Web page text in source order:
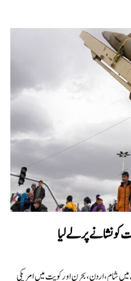
کو نشانے پر لے لیا
شام، اردن، بحرن اور کویت میں امریکی